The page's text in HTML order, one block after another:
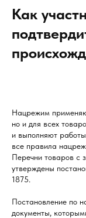
Как
Нацрежим
но и для всех
и выполняют
все правила
Перечни товаров с
утверждены
1875.
Постановление по
документы,